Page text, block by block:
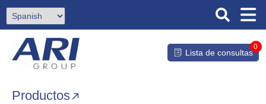
Lista de consultas
0
Productos